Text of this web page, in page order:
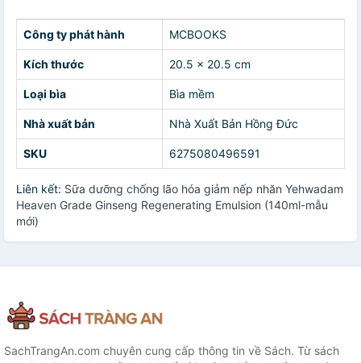
Công ty phát hành MCBOOKS
Kích thước 20.5 x 20.5 cm
Loại bìa Bìa mềm
Nhà xuất bản Nhà Xuất Bản Hồng Đức
SKU 6275080496591
Liên kết: Sữa dưỡng chống lão hóa giảm nếp nhăn Yehwadam
Heaven Grade Ginseng Regenerating Emulsion (140ml-mẫu
mới)
SachTrangAn.com chuyên cung cấp thông tin về Sách. Từ sách